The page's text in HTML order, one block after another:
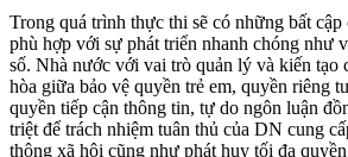
Trong quá trình thực thi sẽ có những bất
phù hợp với sự phát triển nhanh chóng như
số. Nhà nước với vai trò quản lý và kiến tạo
hòa giữa bảo vệ quyền trẻ em, quyền riêng
quyền tiếp cận thông tin, tự do ngôn luận
triệt để trách nhiệm tuân thủ của DN cung
thông xã hội cũng như phát huy tối đa